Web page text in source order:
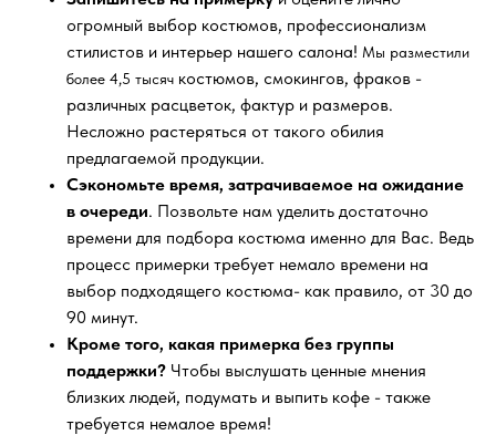
огромный выбор костюмов, профессионализм
стилистов и интерьер нашего салона! Мы разместили
более 4,5 тысяч костюмов, смокингов, фраков -
различных расцветок, фактур и размеров.
Несложно растеряться от такого обилия
предлагаемой продукции.
Сэкономьте время, затрачиваемое на ожидание
в очереди. Позвольте нам уделить достаточно
времени для подбора костюма именно для Вас. Ведь
процесс примерки требует немало времени на
выбор подходящего костюма- как правило, от 30 до
90 минут.
Кроме того, какая примерка без группы
поддержки? Чтобы выслушать ценные мнения
близких людей, подумать и выпить кофе - также
требуется немалое время!